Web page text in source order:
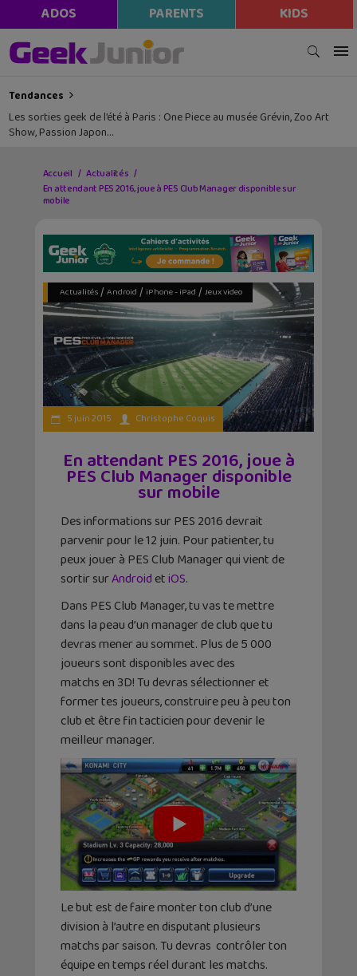
ADOS PARENTS KIDS
Tendances
Les sorties geek de l’été à Paris : One Piece au musée Grévin, Zoo Art
Show, Passion Japon…
Accueil
Actualités
En attendant PES 2016, joue à PES Club Manager disponible sur
mobile
Actualités/ Android / iPhone - iPad / Jeux video
5 juin 2015 Christophe Coquis
En attendant PES 2016, joue à
PES Club Manager disponible
sur mobile
Des informations sur PES 2016 devrait
parvenir pour le 12 juin. Pour patienter, tu
peux jouer à PES Club Manager qui vient de
sortir surAndroid etiOS.
Dans PES Club Manager, tu vas te mettre
dans la peau d’un manager de club que tu
devras mener au sommet. Plus de 5 000
joueurs sont disponibles avec des
matchs en 3D! Tu devras sélectionner et
former tes joueurs, construire peu à peu ton
club et être fin tacticien pour devenir le
meilleur manager.
Le but est de faire monter ton club d’une
division à l’autre en disputant plusieurs
matchs par saison. Tu devras contrôler ton
équipe en temps réel durant les matchs.